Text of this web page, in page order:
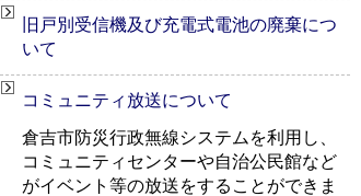
旧戸別受信機及び充電式電池の廃棄につ
いて
コミュニティ放送について
倉吉市防災行政無線システムを利用し、
コミュニティセンターや自治公民館など
がイベント等の放送をすることができま